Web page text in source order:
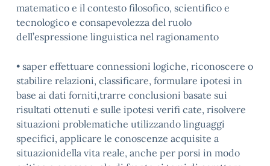
matematico e il contesto filosofico, scientifico e
tecnologico e consapevolezza del ruolo
dell’espressione linguistica nel ragionamento
• saper effettuare connessioni logiche, riconoscere o
stabilire relazioni, classificare, formulare ipotesi in
base ai dati forniti,trarre conclusioni basate sui
risultati ottenuti e sulle ipotesi verifi cate, risolvere
situazioni problematiche utilizzando linguaggi
specifici, applicare le conoscenze acquisite a
situazionidella vita reale, anche per porsi in modo